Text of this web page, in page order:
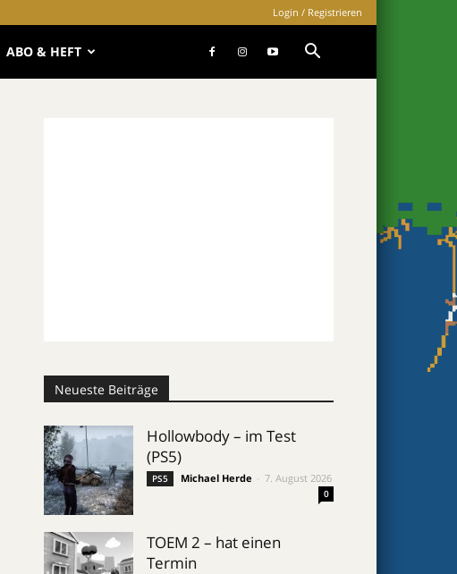
Login / Registrieren
ABO & HEFT
Neueste Beiträge
Hollowbody – im Test
(PS5)
PS5 Michael Herde 7. August 2026
0
TOEM 2 – hat einen
Termin